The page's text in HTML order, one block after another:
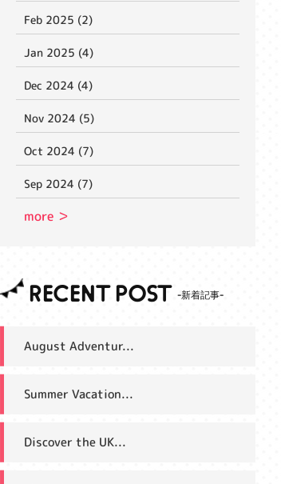
Feb 2025 (2)
Jan 2025 (4)
Dec 2024 (4)
Nov 2024 (5)
Oct 2024 (7)
Sep 2024 (7)
more ＞
RECENT POST
August Adventur...
Summer Vacation...
Discover the UK...